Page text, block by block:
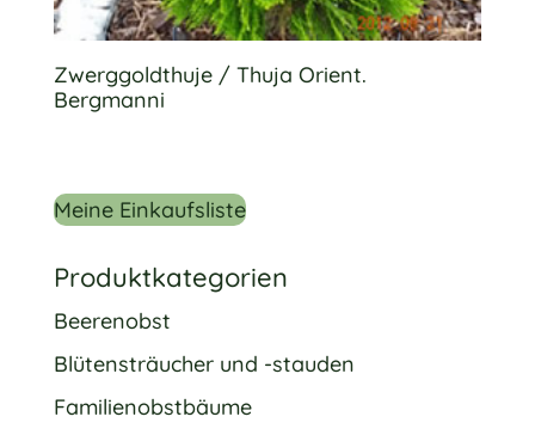
Zwerggoldthuje / Thuja Orient.
Bergmanni
Meine Einkaufsliste
Produktkategorien
Beerenobst
Blütensträucher und -stauden
Familienobstbäume